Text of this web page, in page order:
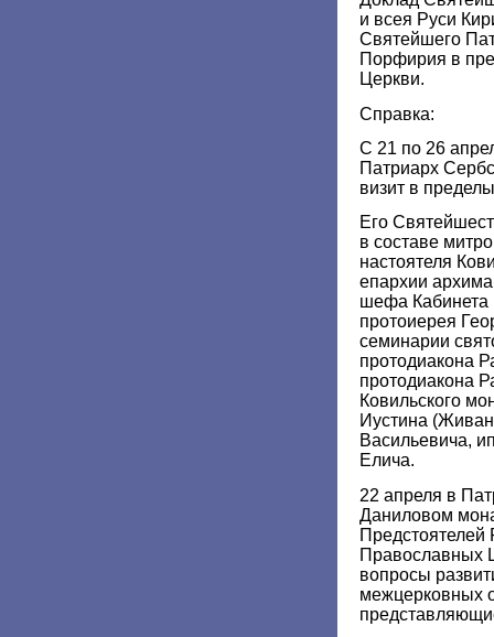
и всея Руси
Святейшего
Порфирия в
Церкви.
Справка:
С 21 по 26
Патриарх
визит в
Его
в составе
настоятеля
епархии
шефа Кабинета
протоиерея
семинарии
протодиакона
протодиакона
Ковильского
Иустина
Васильевича,
Елича.
22 апреля в
Даниловом
Предстоятелей
Православных
вопросы
межцерковных